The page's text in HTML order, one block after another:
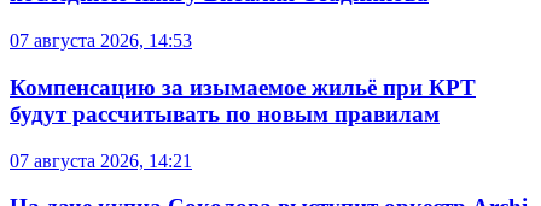
07 августа 2026, 14:53
Компенсацию за изымаемое жильё при КРТ
будут рассчитывать по новым правилам
07 августа 2026, 14:21